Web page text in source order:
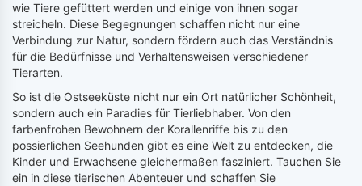
wie Tiere gefüttert werden und einige von ihnen sogar
streicheln. Diese Begegnungen schaffen nicht nur eine
Verbindung zur Natur, sondern fördern auch das Verständnis
für die Bedürfnisse und Verhaltensweisen verschiedener
Tierarten.
So ist die Ostseeküste nicht nur ein Ort natürlicher Schönheit,
sondern auch ein Paradies für Tierliebhaber. Von den
farbenfrohen Bewohnern der Korallenriffe bis zu den
possierlichen Seehunden gibt es eine Welt zu entdecken, die
Kinder und Erwachsene gleichermaßen fasziniert. Tauchen Sie
ein in diese tierischen Abenteuer und schaffen Sie